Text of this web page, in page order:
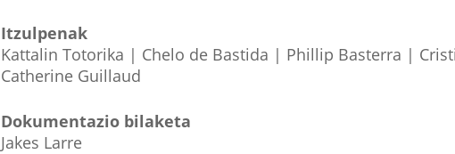
Itzulpenak
Kattalin Totorika | Chelo de Bastida | Phillip Basterra |
Catherine Guillaud
Dokumentazio bilaketa
Jakes Larre